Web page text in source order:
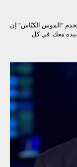
“الموس الكبّاس” إن
بيده معك. في كل